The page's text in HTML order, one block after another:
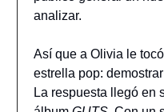
analizar.
Así que a Olivia le
estrella pop:
La respuesta llegó en